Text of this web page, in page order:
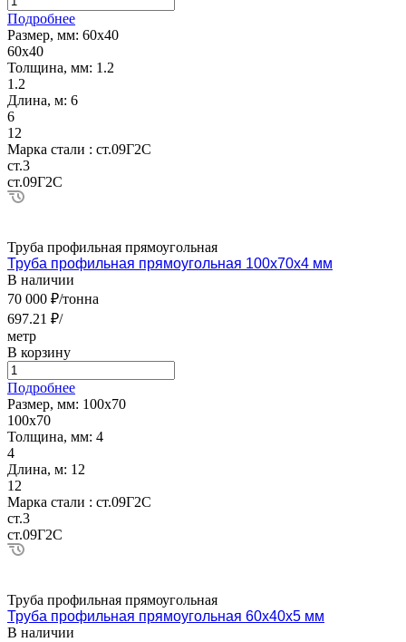
Подробнее
Размер, мм: 60х40
60х40
Толщина, мм: 1.2
1.2
Длина, м: 6
6
12
Марка стали : ст.09Г2С
ст.3
ст.09Г2С
Труба профильная прямоугольная
Труба профильная прямоугольная 100х70х4 мм
В наличии
70 000 ₽/тонна
697.21 ₽/
метр
В корзину
Подробнее
Размер, мм: 100х70
100х70
Толщина, мм: 4
4
Длина, м: 12
12
Марка стали : ст.09Г2С
ст.3
ст.09Г2С
Труба профильная прямоугольная
Труба профильная прямоугольная 60х40х5 мм
В наличии